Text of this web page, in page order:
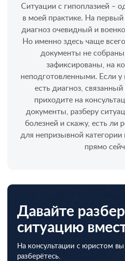
Ситуации с гипоплазией –
в моей практике. На первый
диагноз очевидный и
Но именно здесь чаще
документы не
зафиксированы, на
неподготовленными. Если у
есть диагноз,
приходите на
документы, разберу
болезней и скажу, есть ли
для непризывной
прямо
Давайте
ситуацию
На консультации с юристом
разберётесь.